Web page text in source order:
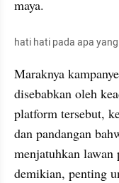
maya.
hati hati pada apa
Maraknya
disebabkan oleh
platform tersebut,
dan pandangan
menjatuhkan
demikian, penting